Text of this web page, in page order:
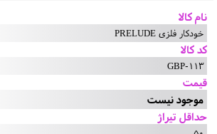
نام کالا
خودکار فلزی PRELUDE
کد کالا
GBP-113
قیمت
موجود نیست
حداقل تیراژ